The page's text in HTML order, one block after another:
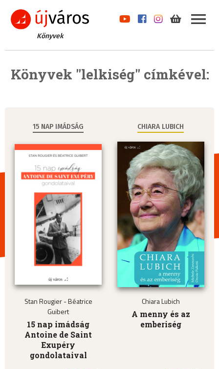
Könyvek
Könyvek "lelkiség" címkével:
15 NAP IMÁDSÁG
Stan Rougier - Béatrice
Guibert
15 nap imádság
Antoine de Saint
Exupéry
gondolataival
CHIARA LUBICH
Chiara Lubich
A menny és az
emberiség